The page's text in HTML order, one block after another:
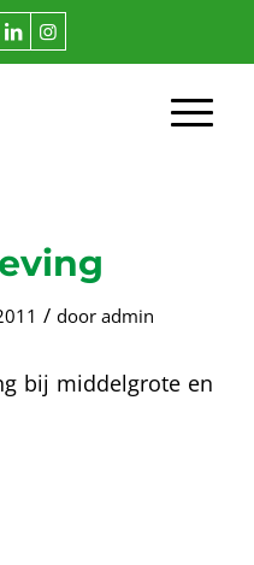
/ door admin
bij middelgrote en